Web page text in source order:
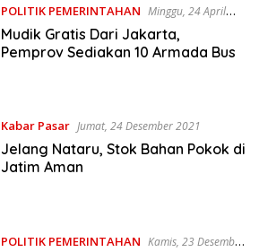
POLITIK PEMERINTAHAN Minggu, 24 April
2022
Mudik Gratis Dari Jakarta,
Pemprov Sediakan 10 Armada Bus
Kabar Pasar Jumat, 24 Desember 2021
Jelang Nataru, Stok Bahan Pokok di
Jatim Aman
POLITIK PEMERINTAHAN Kamis, 23 Desember